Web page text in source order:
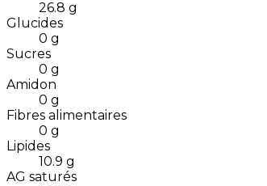
26.8 g
Glucides
0 g
Sucres
0 g
Amidon
0 g
Fibres alimentaires
0 g
Lipides
10.9 g
AG saturés